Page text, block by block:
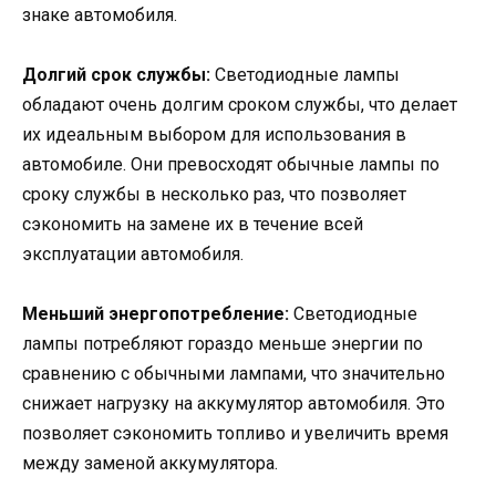
знаке автомобиля.
Долгий срок службы: Светодиодные лампы
обладают очень долгим сроком службы, что делает
их идеальным выбором для использования в
автомобиле. Они превосходят обычные лампы по
сроку службы в несколько раз, что позволяет
сэкономить на замене их в течение всей
эксплуатации автомобиля.
Меньший энергопотребление: Светодиодные
лампы потребляют гораздо меньше энергии по
сравнению с обычными лампами, что значительно
снижает нагрузку на аккумулятор автомобиля. Это
позволяет сэкономить топливо и увеличить время
между заменой аккумулятора.